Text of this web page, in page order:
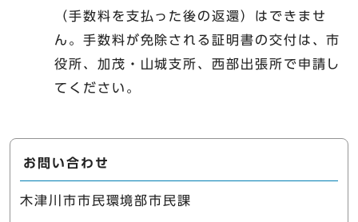
（手数料を支払った後の返還）はできませ
ん。手数料が免除される証明書の交付は、市
役所、加茂・山城支所、西部出張所で申請し
てください。
お問い合わせ
木津川市市民環境部市民課